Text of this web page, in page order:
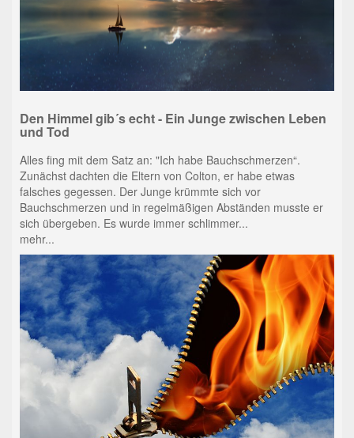
Den Himmel gib´s echt - Ein Junge zwischen Leben
und Tod
Alles fing mit dem Satz an: "Ich habe Bauchschmerzen“.
Zunächst dachten die Eltern von Colton, er habe etwas
falsches gegessen. Der Junge krümmte sich vor
Bauchschmerzen und in regelmäßigen Abständen musste er
sich übergeben. Es wurde immer schlimmer...
mehr...